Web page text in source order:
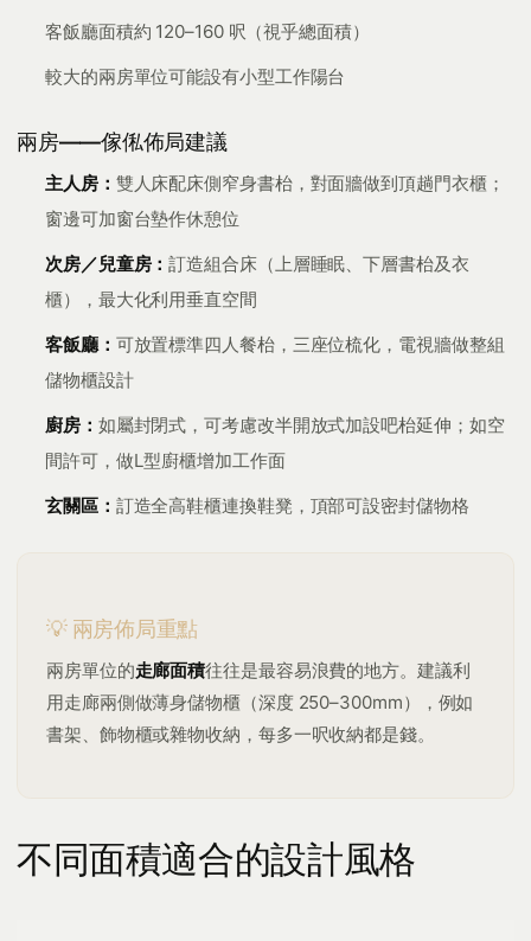
客飯廳面積約 120–160 呎（視乎總面積）
較大的兩房單位可能設有小型工作陽台
兩房——傢俬佈局建議
主人房： 雙人床配床側窄身書枱，對面牆做到頂趟門衣櫃；
窗邊可加窗台墊作休憩位
次房／兒童房：訂造組合床（上層睡眠、下層書枱及衣
櫃），最大化利用垂直空間
客飯廳： 可放置標準四人餐枱，三座位梳化，電視牆做整組
儲物櫃設計
廚房： 如屬封閉式，可考慮改半開放式加設吧枱延伸；如空
間許可，做L型廚櫃增加工作面
玄關區： 訂造全高鞋櫃連換鞋凳，頂部可設密封儲物格
💡 兩房佈局重點
兩房單位的走廊面積往往是最容易浪費的地方。建議利
用走廊兩側做薄身儲物櫃（深度 250–300mm），例如
書架、飾物櫃或雜物收納，每多一呎收納都是錢。
不同面積適合的設計風格